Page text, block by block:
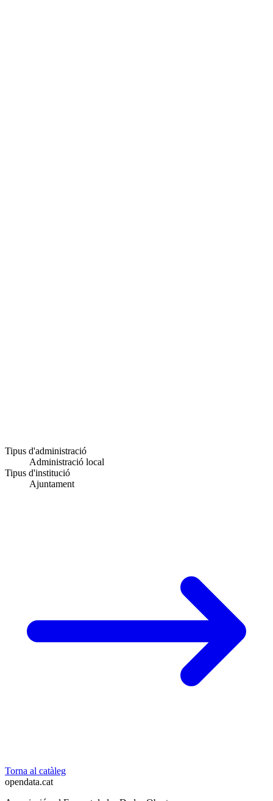
Tipus d'administració
Administració local
Tipus d'institució
Ajuntament
Torna al catàleg
opendata.cat